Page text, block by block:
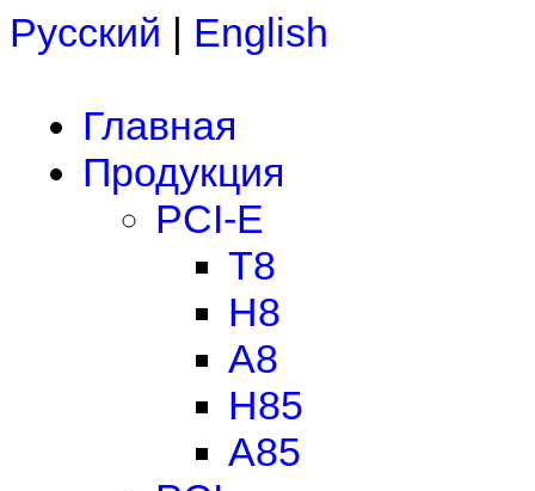
Русский | English
Главная
Продукция
PCI-E
T8
H8
A8
H85
A85